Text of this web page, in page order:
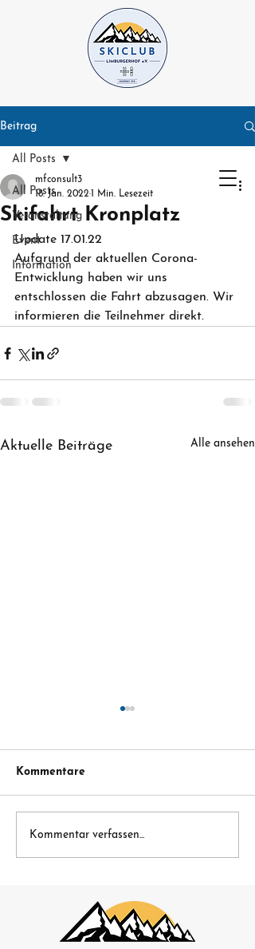
Beitrag
All Posts
Veranstaltung
Event
Information
All Posts
Skifahrt Kronplatz
mfconsult3
18. Jan. 2022
1 Min. Lesezeit
Update 17.01.22
Aufgrund der aktuellen Corona-
Entwicklung haben wir uns
entschlossen die Fahrt abzusagen. Wir
informieren die Teilnehmer direkt.
Aktuelle Beiträge Alle ansehen
Nikolaus Spende der
Kommentare
Kommentar verfassen...